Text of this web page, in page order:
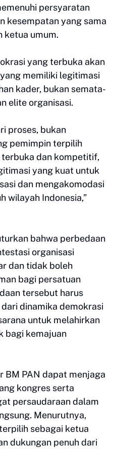
persyaratan
kesempatan yang sama
ketua umum.
yang terbuka akan
memiliki legitimasi
kader, bukan semata-
elite organisasi.
proses, bukan
pemimpin terpilih
dan kompetitif,
yang kuat untuk
dan mengakomodasi
wilayah Indonesia,”
bahwa perbedaan
organisasi
dan tidak boleh
bagi persatuan
tersebut harus
dinamika demokrasi
untuk melahirkan
bagi kemajuan
BM PAN dapat menjaga
kongres serta
persaudaraan dalam
Menurutnya,
sebagai ketua
dukungan penuh dari